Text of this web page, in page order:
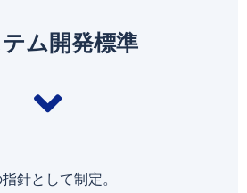
ム開発標準
針として制定。